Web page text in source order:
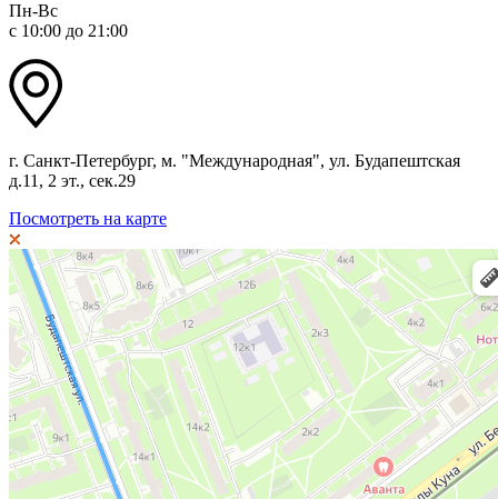
Пн-Вс
с 10:00 до 21:00
г. Санкт-Петербург, м. "Международная", ул. Будапештская
д.11, 2 эт., сек.29
Посмотреть на карте